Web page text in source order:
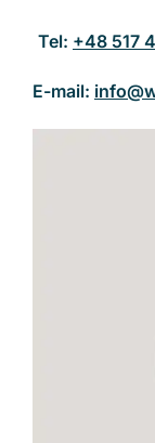
Tel: +48 517
E-mail: